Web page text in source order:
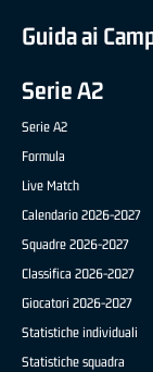
Guida ai
Serie A2
Serie A2
Formula
Live Match
Calendario 2026-2027
Squadre 2026-2027
Classifica 2026-2027
Giocatori 2026-2027
Statistiche individuali
Statistiche squadra